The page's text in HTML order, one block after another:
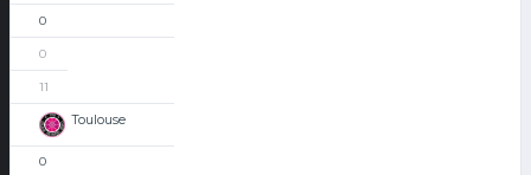
0
0
11
Toulouse
0